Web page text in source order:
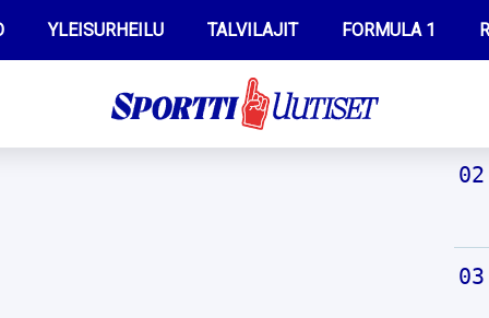
YLEISURHEILU TALVILAJIT FORMULA 1